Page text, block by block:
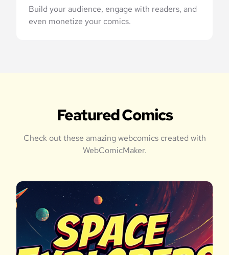
Build your audience, engage with readers, and
even monetize your comics.
Featured Comics
Check out these amazing webcomics created with
WebComicMaker.